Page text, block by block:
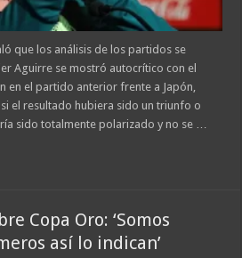
que los análisis de los partidos se
Aguirre se mostró autocrítico con el
en el partido anterior frente a Japón,
el resultado hubiera sido un triunfo o
sido totalmente polarizado y no se …
Copa Oro: ‘Somos
así lo indican’